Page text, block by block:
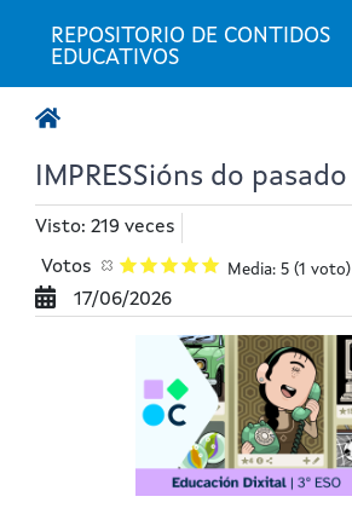
REPOSITORIO DE CONTIDOS
EDUCATIVOS
IMPRESSións do pasado
Visto: 219 veces
Votos Media: 5 (1 voto)
17/06/2026